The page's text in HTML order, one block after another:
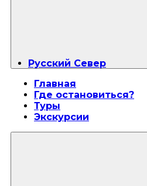
Главная
Где остановиться?
Туры
Экскурсии
Русский Север